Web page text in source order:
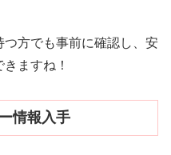
方でも事前に確認し、安
ますね！
情報入手